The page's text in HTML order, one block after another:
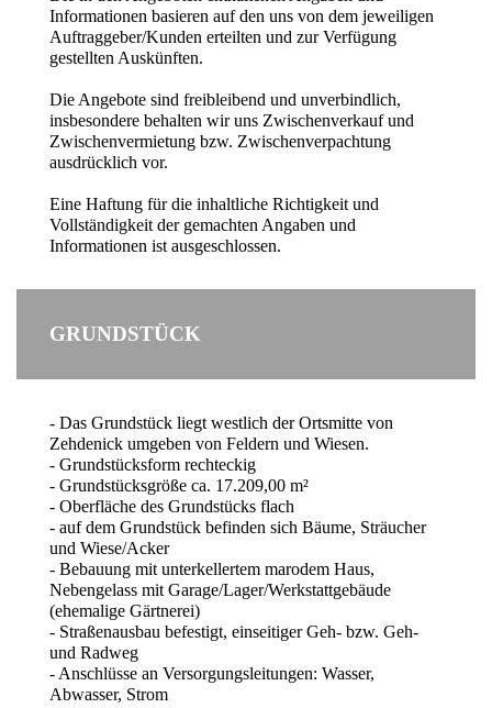
Informationen basieren auf den uns von dem jeweiligen
Auftraggeber/Kunden erteilten und zur Verfügung
gestellten Auskünften.
Die Angebote sind freibleibend und unverbindlich,
insbesondere behalten wir uns Zwischenverkauf und
Zwischenvermietung bzw. Zwischenverpachtung
ausdrücklich vor.
Eine Haftung für die inhaltliche Richtigkeit und
Vollständigkeit der gemachten Angaben und
Informationen ist ausgeschlossen.
GRUNDSTÜCK
- Das Grundstück liegt westlich der Ortsmitte von
Zehdenick umgeben von Feldern und Wiesen.
- Grundstücksform rechteckig
- Grundstücksgröße ca. 17.209,00 m²
- Oberfläche des Grundstücks flach
- auf dem Grundstück befinden sich Bäume, Sträucher
und Wiese/Acker
- Bebauung mit unterkellertem marodem Haus,
Nebengelass mit Garage/Lager/Werkstattgebäude
(ehemalige Gärtnerei)
- Straßenausbau befestigt, einseitiger Geh- bzw. Geh-
und Radweg
- Anschlüsse an Versorgungsleitungen: Wasser,
Abwasser, Strom